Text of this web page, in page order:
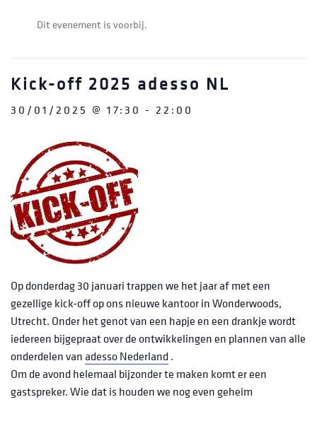
Dit evenement is voorbij.
Kick-off 2025 adesso NL
30/01/2025 @ 17:30 - 22:00
Op donderdag 30 januari trappen we het jaar af met een
gezellige kick-off op ons nieuwe kantoor in Wonderwoods,
Utrecht. Onder het genot van een hapje en een drankje wordt
iedereen bijgepraat over de ontwikkelingen en plannen van alle
onderdelen van adesso Nederland .
Om de avond helemaal bijzonder te maken komt er een
gastspreker. Wie dat is houden we nog even geheim